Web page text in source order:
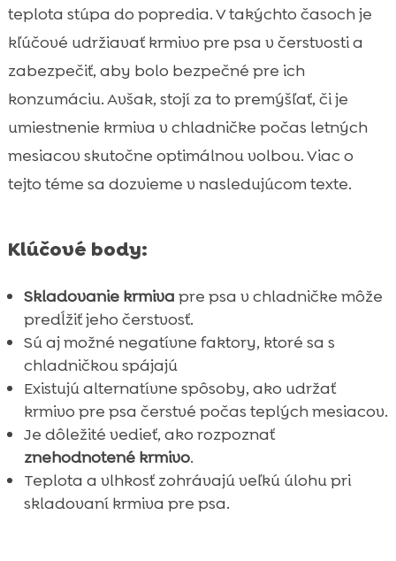
 Nevýhody skladovania krmiva v
chladničke
Alternatívy k chladničke
Tipy na skladovanie krmiva pre psa v lete
Ako spoznať znehodnotené krmivo
Správne prax pre skladovanie krmiva
Význam skladovania krmiva pre psov v lete
 Výber správneho krmiva pre psa
Správne skladovanie krmiva pre psov
počas leta
 Prečo sa rozhodnúť pre CricksyDog?
 Bezpečné skladovanie vlhkého krmiva
Skladovanie suchého krmiva v lete
 Chladenie vs. mrazenie krmiva pre psa
Záver
 FAQ
teplota stúpa do popredia. V takýchto časoch je
kľúčové udržiavať krmivo pre psa v čerstvosti a
zabezpečiť, aby bolo bezpečné pre ich
konzumáciu. Avšak, stojí za to premýšľať, či je
umiestnenie krmiva v chladničke počas letných
mesiacov skutočne optimálnou volbou. Viac o
tejto téme sa dozvieme v nasledujúcom texte.
Klúčové body:
Skladovanie krmiva pre psa v chladničke môže
predĺžiť jeho čerstvosť.
Sú aj možné negatívne faktory, ktoré sa s
chladničkou spájajú
Existujú alternatívne spôsoby, ako udržať
krmivo pre psa čerstvé počas teplých mesiacov.
Je dôležité vedieť, ako rozpoznať
znehodnotené krmivo.
Teplota a vlhkosť zohrávajú veľkú úlohu pri
skladovaní krmiva pre psa.